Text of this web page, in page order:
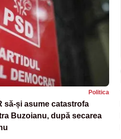
Politica
să-și asume catastrofa
Buzoianu, după secarea